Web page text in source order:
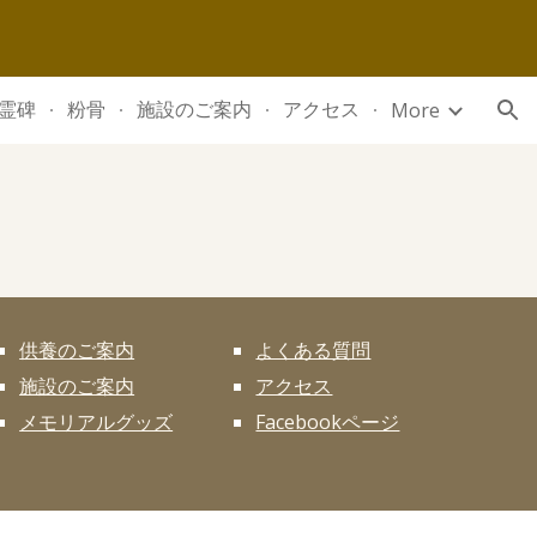
碑 粉骨 施設のご案内 アクセス More
供養のご案内
施設のご案内
メモリアルグッズ
よくある質問
アクセス
Facebookページ